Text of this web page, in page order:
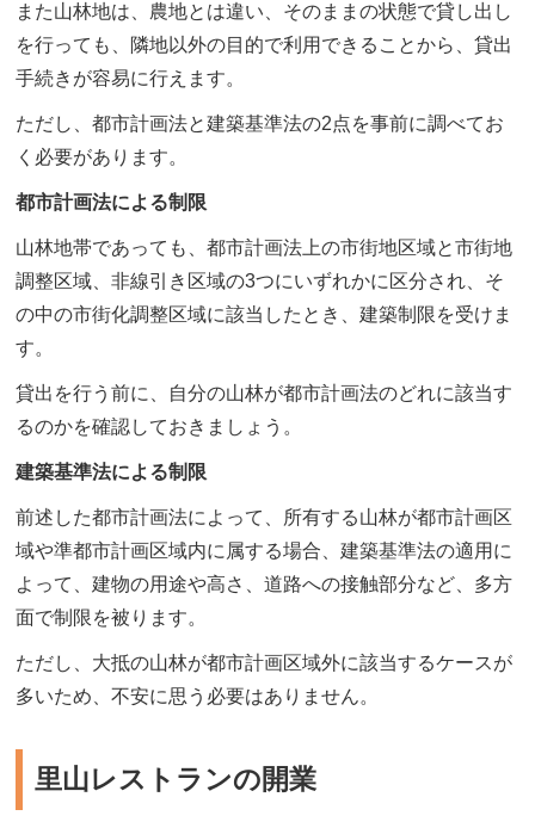
また山林地は、農地とは違い、そのままの状態で貸し出し
を行っても、隣地以外の目的で利用できることから、貸出
手続きが容易に行えます。
ただし、都市計画法と建築基準法の2点を事前に調べてお
く必要があります。
都市計画法による制限
山林地帯であっても、都市計画法上の市街地区域と市街地
調整区域、非線引き区域の3つにいずれかに区分され、そ
の中の市街化調整区域に該当したとき、建築制限を受けま
す。
貸出を行う前に、自分の山林が都市計画法のどれに該当す
るのかを確認しておきましょう。
建築基準法による制限
前述した都市計画法によって、所有する山林が都市計画区
域や準都市計画区域内に属する場合、建築基準法の適用に
よって、建物の用途や高さ、道路への接触部分など、多方
面で制限を被ります。
ただし、大抵の山林が都市計画区域外に該当するケースが
多いため、不安に思う必要はありません。
里山レストランの開業